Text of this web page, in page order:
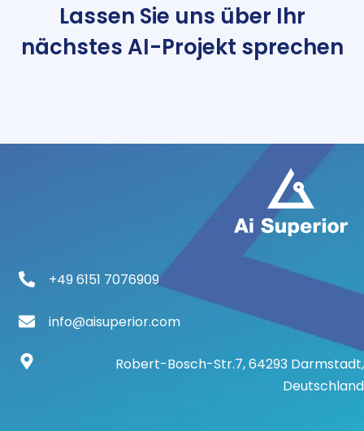
Lassen Sie uns über Ihr
nächstes AI-Projekt sprechen
+49 6151 7076909
info@aisuperior.com
Robert-Bosch-Str.7, 64293 Darmstadt,
Deutschland